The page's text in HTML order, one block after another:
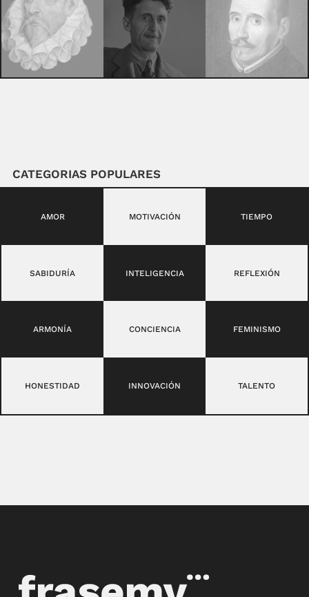
CATEGORIAS POPULARES
AMOR MOTIVACIÓN TIEMPO
SABIDURÍA INTELIGENCIA REFLEXIÓN
ARMONÍA CONCIENCIA FEMINISMO
HONESTIDAD INNOVACIÓN TALENTO